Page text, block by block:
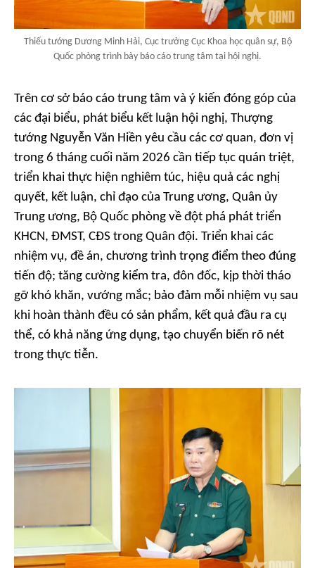
Thiếu tướng Dương Minh Hải, Cục trưởng Cục Khoa học quân sự, Bộ
Quốc phòng trình bày báo cáo trung tâm tại hội nghị.
Trên cơ sở báo cáo trung tâm và ý kiến đóng góp của
các đại biểu, phát biểu kết luận hội nghị, Thượng
tướng Nguyễn Văn Hiền yêu cầu các cơ quan, đơn vị
trong 6 tháng cuối năm 2026 cần tiếp tục quán triệt,
triển khai thực hiện nghiêm túc, hiệu quả các nghị
quyết, kết luận, chỉ đạo của Trung ương, Quân ủy
Trung ương, Bộ Quốc phòng về đột phá phát triển
KHCN, ĐMST, CĐS trong Quân đội. Triển khai các
nhiệm vụ, đề án, chương trình trọng điểm theo đúng
tiến độ; tăng cường kiểm tra, đôn đốc, kịp thời tháo
gỡ khó khăn, vướng mắc; bảo đảm mỗi nhiệm vụ sau
khi hoàn thành đều có sản phẩm, kết quả đầu ra cụ
thể, có khả năng ứng dụng, tạo chuyển biến rõ nét
trong thực tiễn.